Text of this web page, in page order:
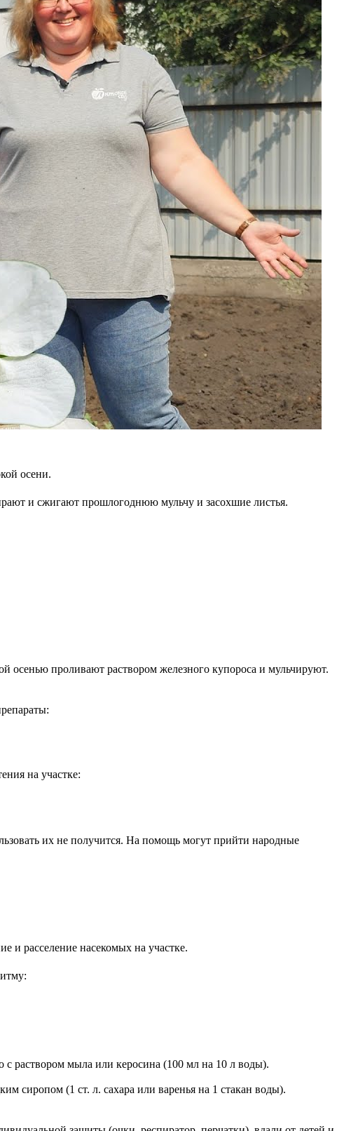
осени.
и сжигают прошлогоднюю мульчу и засохшие листья.
осенью проливают раствором железного купороса и мульчируют.
на участке:
их не получится. На помощь могут прийти народные
и расселение насекомых на участке.
с раствором мыла или керосина (100 мл на 10 л воды).
сиропом (1 ст. л. сахара или варенья на 1 стакан воды).